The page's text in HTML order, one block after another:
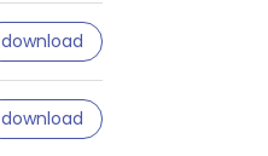
download
download